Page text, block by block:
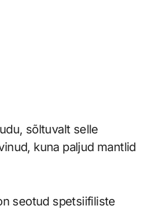
sõltuvalt selle
kuna paljud mantlid
seotud spetsiifiliste